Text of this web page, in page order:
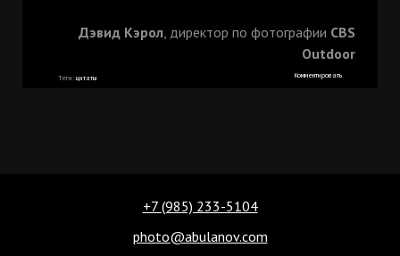
Дэвид Кэрол , директор по фотографии CBS
Outdoor
Теги: цитаты Комментировать
+7 (985) 233-5104
photo@abulanov.com